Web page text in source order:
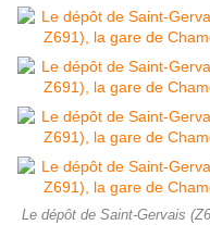
Le dépôt de Saint-Gervais